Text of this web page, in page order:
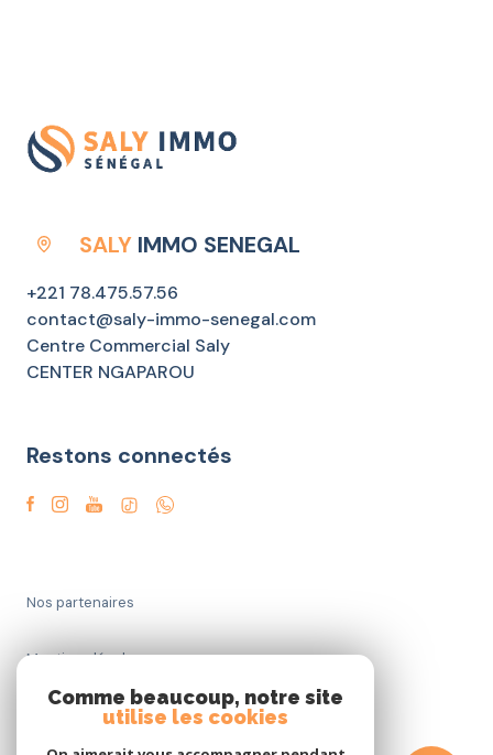
SALY IMMO SENEGAL
+221 78.475.57.56
contact@saly-immo-senegal.com
Centre Commercial Saly
CENTER NGAPAROU
Restons connectés
Nos partenaires
Mentions légales
Comme beaucoup, notre site
utilise les cookies